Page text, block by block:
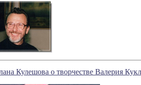
Кулешова о творчестве Валерия